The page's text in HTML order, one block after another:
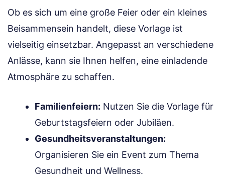
Ob es sich um eine große Feier oder ein kleines
Beisammensein handelt, diese Vorlage ist
vielseitig einsetzbar. Angepasst an verschiedene
Anlässe, kann sie Ihnen helfen, eine einladende
Atmosphäre zu schaffen.
Familienfeiern: Nutzen Sie die Vorlage für
Geburtstagsfeiern oder Jubiläen.
Gesundheitsveranstaltungen:
Organisieren Sie ein Event zum Thema
Gesundheit und Wellness.